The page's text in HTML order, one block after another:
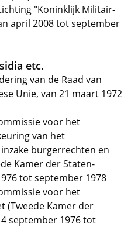
"Koninklijk Militair-
april 2008 tot september
etc.
van de Raad van
Unie, van 21 maart 1972
voor het
van het
burgerrechten en
Kamer der Staten-
tot september 1978
voor het
(Tweede Kamer der
september 1976 tot